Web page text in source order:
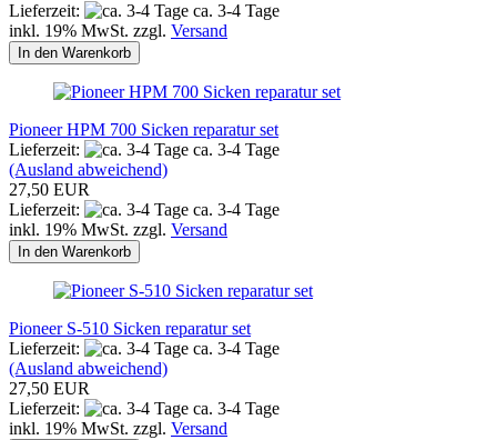
Lieferzeit:
ca. 3-4 Tage
inkl. 19% MwSt. zzgl. Versand
In den Warenkorb
Pioneer HPM 700 Sicken reparatur set
Lieferzeit:
ca. 3-4 Tage
(Ausland abweichend)
27,50 EUR
Lieferzeit:
ca. 3-4 Tage
inkl. 19% MwSt. zzgl. Versand
In den Warenkorb
Pioneer S-510 Sicken reparatur set
Lieferzeit:
ca. 3-4 Tage
(Ausland abweichend)
27,50 EUR
Lieferzeit:
ca. 3-4 Tage
inkl. 19% MwSt. zzgl. Versand